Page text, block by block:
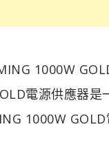
1000W
電源供應器
1000W